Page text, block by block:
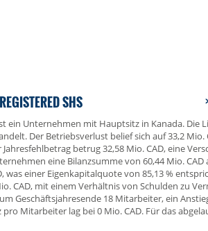
SHS
ein Unternehmen mit Hauptsitz in Kanada. Die
Der Betriebsverlust belief sich auf 33,2 Mio.
betrug 32,58 Mio. CAD, eine
eine Bilanzsumme von 60,44 Mio. CAD
was einer Eigenkapitalquote von 85,13 %
CAD, mit einem Verhältnis von Schulden zu
Geschäftsjahresende 18 Mitarbeiter, ein
Mitarbeiter lag bei 0 Mio. CAD. Für das